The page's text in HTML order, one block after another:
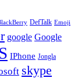
DefTalk Emoji
google Google
IPhone Jongla
skype